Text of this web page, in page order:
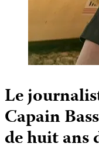
Le
Capain
de huit ans